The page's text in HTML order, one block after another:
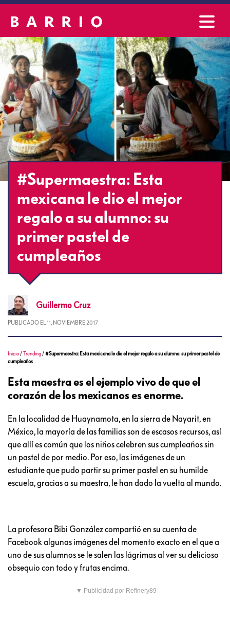
#Supermaestra: Esta
mexicana le dio el mejor
regalo a su alumno: su
primer pastel de
cumpleaños
Guillermo Cruz
PUBLICADO EL 11, NOVIEMBRE 2017
Inicio /Trending /#Supermaestra: Esta mexicana le dio el mejor regalo a su alumno: su primer pastel de
cumpleaños
Esta maestra es el ejemplo vivo de que el
corazón de los mexicanos es enorme.
En la localidad de Huaynamota, en la sierra de Nayarit, en
México, la mayoría de las familias son de escasos recursos, así
que allí es común que los niños celebren sus cumpleaños sin
un pastel de por medio. Por eso, las imágenes de un
estudiante que pudo partir su primer pastel en su humilde
escuela, gracias a su maestra, le han dado la vuelta al mundo.
La profesora Bibi González compartió en su cuenta de
Facebook algunas imágenes del momento exacto en el que a
uno de sus alumnos se le salen las lágrimas al ver su delicioso
obsequio con todo y frutas encima.
▼ Publicidad por Refinery89